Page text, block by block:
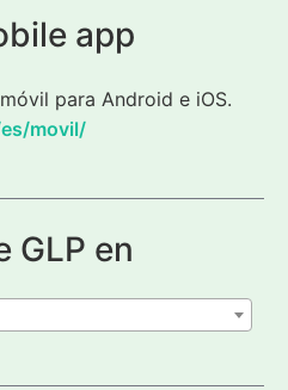
app
para Android e iOS.
movil/
GLP en